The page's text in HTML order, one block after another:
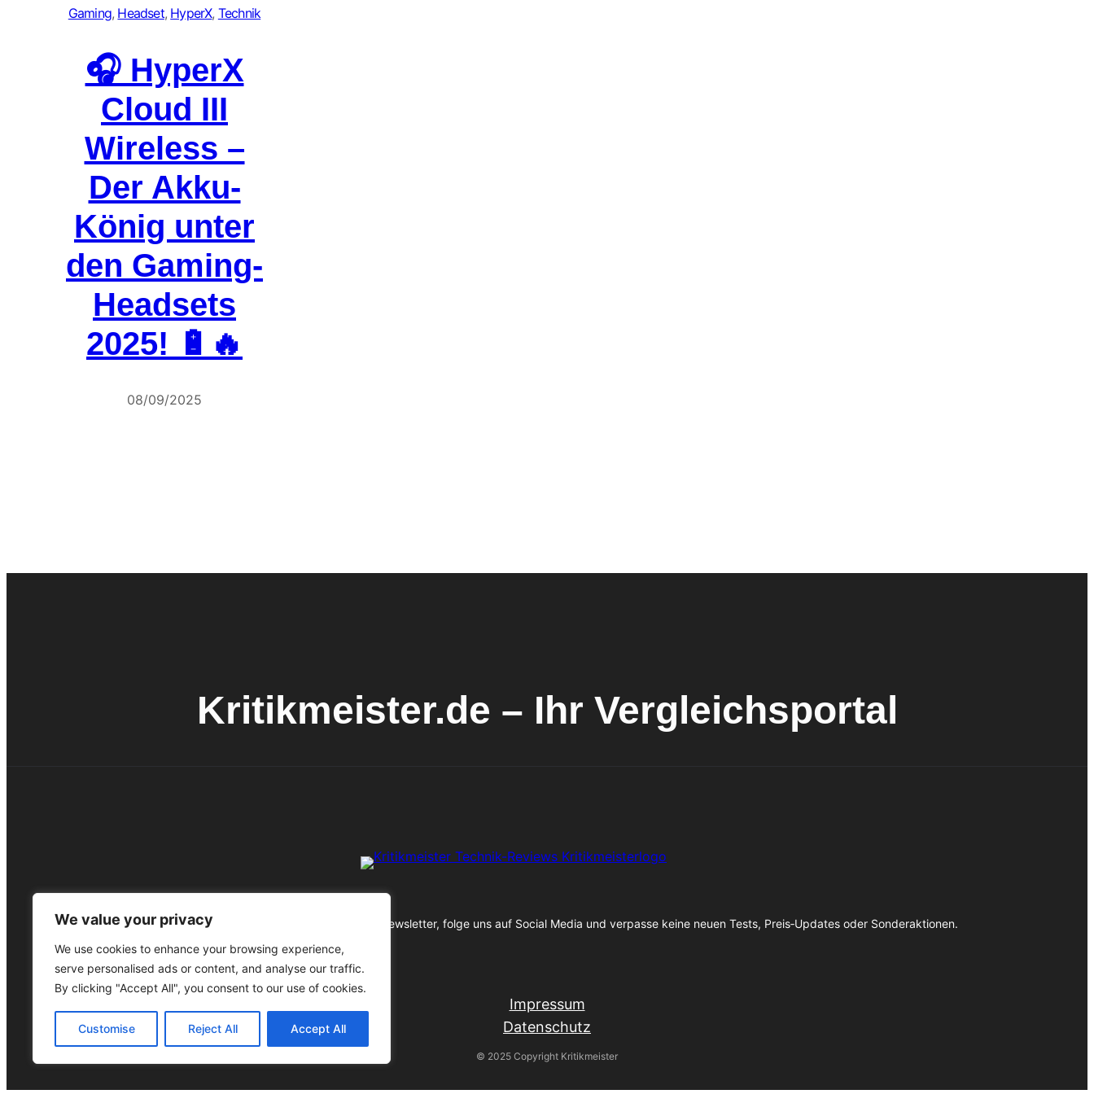
We value your privacy
We use cookies to enhance your browsing experience,
serve personalised ads or content, and analyse our traffic.
By clicking "Accept All", you consent to our use of cookies.
Customise Reject All Accept All
Gaming, Headset, HyperX, Technik
🎧 HyperX
Cloud III
Wireless –
Der Akku-
König unter
den Gaming-
Headsets
2025! 🔋🔥
08/09/2025
Kritikmeister.de – Ihr Vergleichsportal
Bleib auf dem Laufenden! Abonniere unseren Newsletter, folge uns auf Social Media und verpasse keine neuen Tests, Preis‑Updates oder Sonderaktionen.
Impressum
Datenschutz
© 2025 Copyright Kritikmeister